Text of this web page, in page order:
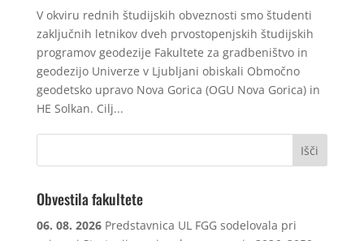
V okviru rednih študijskih obveznosti smo študenti
zaključnih letnikov dveh prvostopenjskih študijskih
programov geodezije Fakultete za gradbeništvo in
geodezijo Univerze v Ljubljani obiskali Območno
geodetsko upravo Nova Gorica (OGU Nova Gorica) in
HE Solkan. Cilj...
Obvestila fakultete
06. 08. 2026 Predstavnica UL FGG sodelovala pri